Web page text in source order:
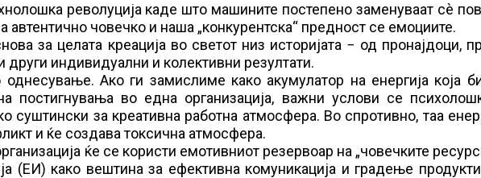
револуција каде што машините постепено заменуваат сè
автентично човечко и наша „конкурентска“ предност се емоциите.
за целата креација во светот низ историјата − од пронајдоци,
индивидуални и колективни резултати.
Ако ги замислиме како акумулатор на енергија која
постигнувања во една организација, важни услови се
суштински за креативна работна атмосфера. Во спротивно, таа
и ќе создава токсична атмосфера.
ќе се користи емотивниот резервоар на „човечките
(ЕИ) како вештина за ефективна комуникација и градење